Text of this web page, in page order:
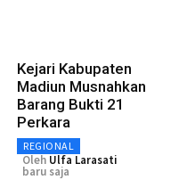
Kejari Kabupaten
Madiun Musnahkan
Barang Bukti 21
Perkara
REGIONAL
Oleh Ulfa Larasati
baru saja